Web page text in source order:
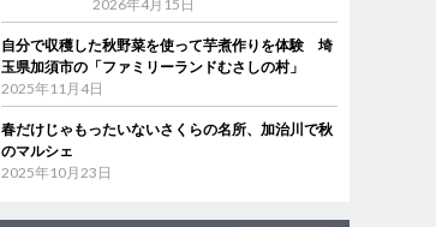
2026年4月15日
自分で収穫した秋野菜を使って芋煮作りを体験 埼
玉県加須市の「ファミリーランドむさしの村」
2025年11月4日
春だけじゃもったいないさくらの名所、加治川で秋
のマルシェ
2025年10月23日